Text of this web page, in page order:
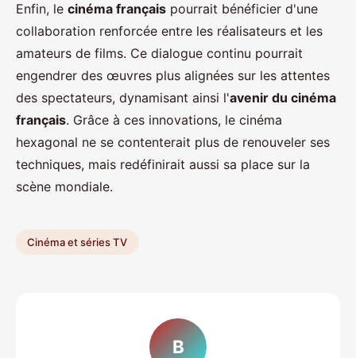
Enfin, le cinéma français pourrait bénéficier d'une
collaboration renforcée entre les réalisateurs et les
amateurs de films. Ce dialogue continu pourrait
engendrer des œuvres plus alignées sur les attentes
des spectateurs, dynamisant ainsi l'avenir du cinéma
français. Grâce à ces innovations, le cinéma
hexagonal ne se contenterait plus de renouveler ses
techniques, mais redéfinirait aussi sa place sur la
scène mondiale.
Cinéma et séries TV
B